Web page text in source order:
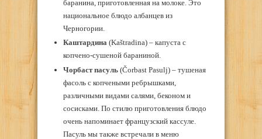
баранина, приготовленная на молоке. Это
национальное блюдо албанцев из
Черногории.
Каштардина(Kaštradina) – капуста с
копчено-сушеной бараниной.
Чорбаст пасуль(Čorbast Pasulj) – тушеная
фасоль с копчеными ребрышками,
различными видами салями, беконом и
сосисками. По стилю приготовления блюдо
очень напоминает французский кассуле.
Пасуль мы также встречали в меню